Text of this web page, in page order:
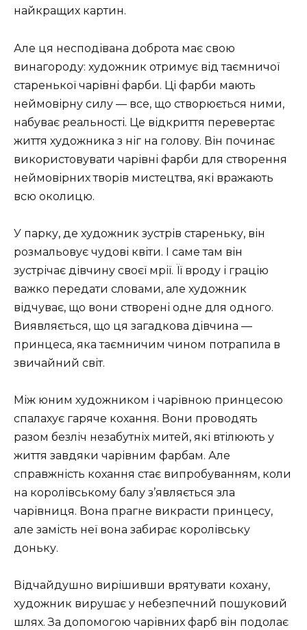
найкращих картин.
Але ця несподівана доброта має свою
винагороду: художник отримує від таємничої
старенької чарівні фарби. Ці фарби мають
неймовірну силу — все, що створюється ними,
набуває реальності. Це відкриття перевертає
життя художника з ніг на голову. Він починає
використовувати чарівні фарби для створення
неймовірних творів мистецтва, які вражають
всю околицю.
У парку, де художник зустрів стареньку, він
розмальовує чудові квіти. І саме там він
зустрічає дівчину своєї мрії. Її вроду і грацію
важко передати словами, але художник
відчуває, що вони створені одне для одного.
Виявляється, що ця загадкова дівчина —
принцеса, яка таємничим чином потрапила в
звичайний світ.
Між юним художником і чарівною принцесою
спалахує гаряче кохання. Вони проводять
разом безліч незабутніх митей, які втілюють у
життя завдяки чарівним фарбам. Але
справжність кохання стає випробуванням, коли
на королівському балу з’являється зла
чарівниця. Вона прагне викрасти принцесу,
але замість неї вона забирає королівську
доньку.
Відчайдушно вирішивши врятувати кохану,
художник вирушає у небезпечний пошуковий
шлях. За допомогою чарівних фарб він подолає